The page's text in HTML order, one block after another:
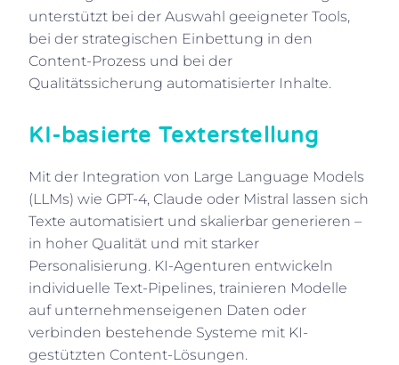
unterstützt bei der Auswahl geeigneter Tools,
bei der strategischen Einbettung in den
Content-Prozess und bei der
Qualitätssicherung automatisierter Inhalte.
KI-basierte Texterstellung
Mit der Integration von Large Language Models
(LLMs) wie GPT-4, Claude oder Mistral lassen sich
Texte automatisiert und skalierbar generieren –
in hoher Qualität und mit starker
Personalisierung. KI-Agenturen entwickeln
individuelle Text-Pipelines, trainieren Modelle
auf unternehmenseigenen Daten oder
verbinden bestehende Systeme mit KI-
gestützten Content-Lösungen.